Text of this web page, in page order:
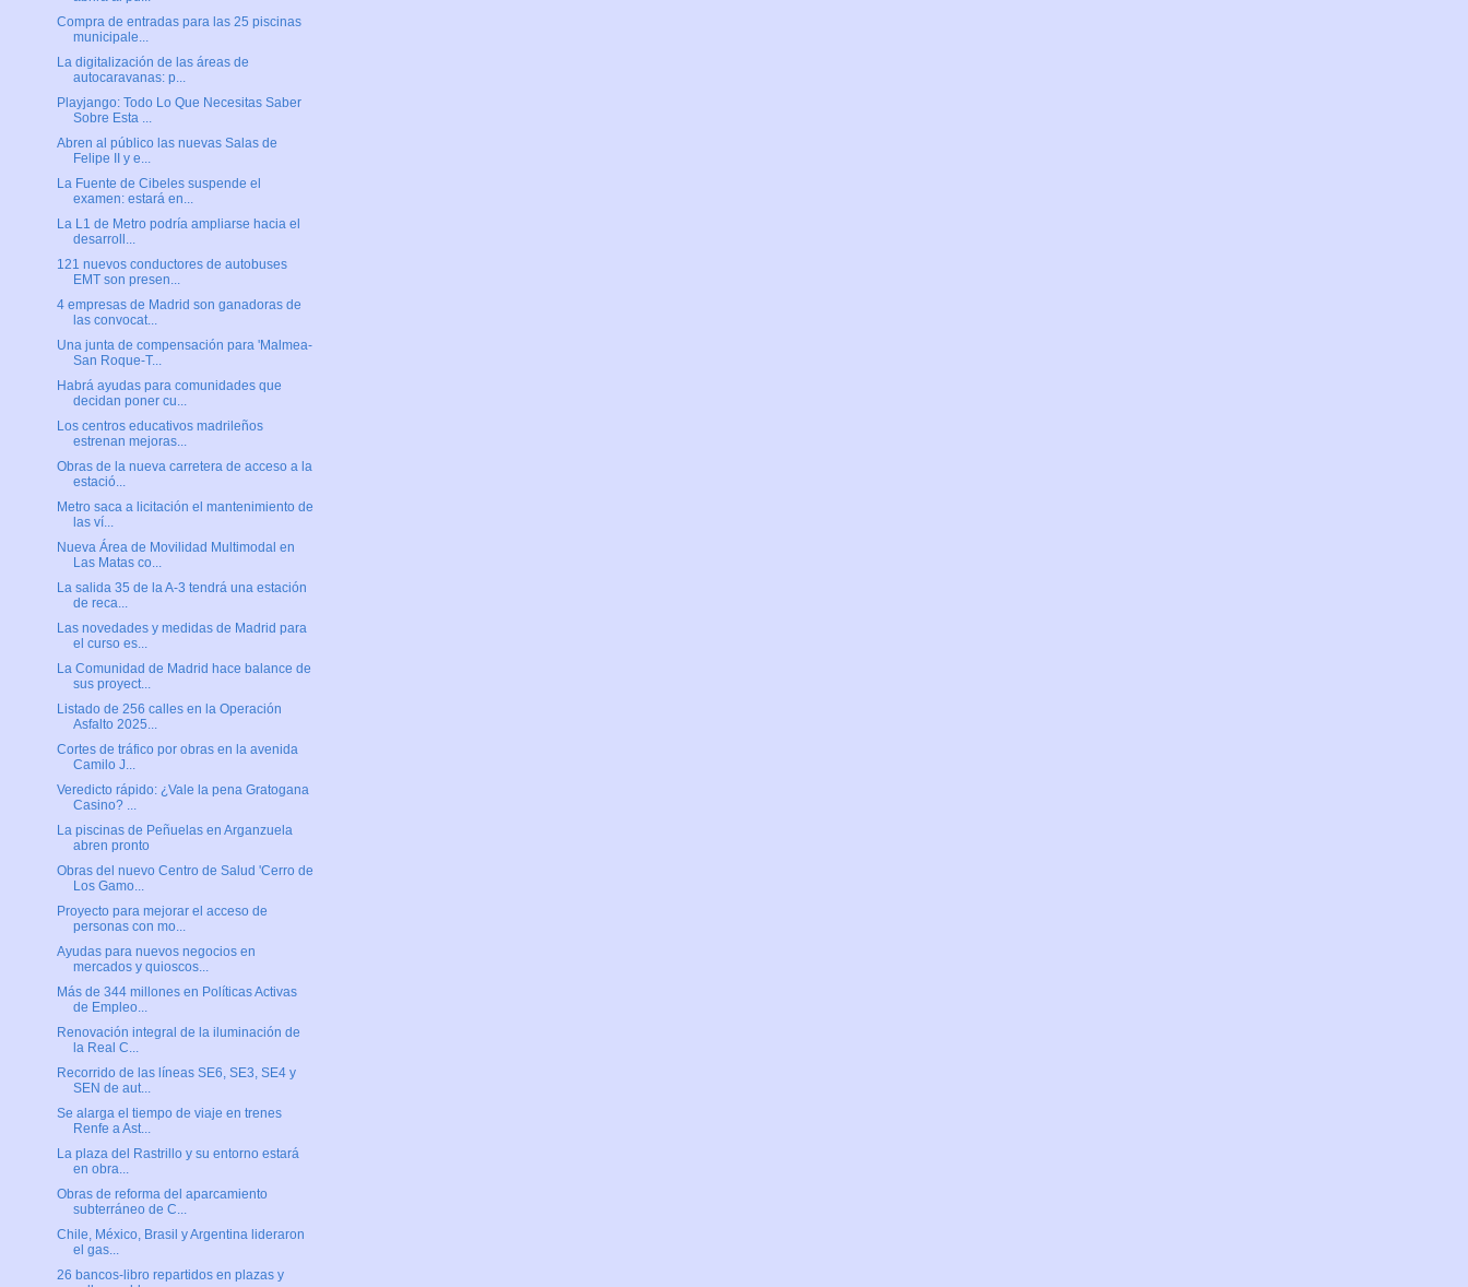
Compra de entradas para las 25 piscinas
municipale...
La digitalización de las áreas de
autocaravanas: p...
Playjango: Todo Lo Que Necesitas Saber
Sobre Esta ...
Abren al público las nuevas Salas de
Felipe II y e...
La Fuente de Cibeles suspende el
examen: estará en...
La L1 de Metro podría ampliarse hacia el
desarroll...
121 nuevos conductores de autobuses
EMT son presen...
4 empresas de Madrid son ganadoras de
las convocat...
Una junta de compensación para 'Malmea-
San Roque-T...
Habrá ayudas para comunidades que
decidan poner cu...
Los centros educativos madrileños
estrenan mejoras...
Obras de la nueva carretera de acceso a la
estació...
Metro saca a licitación el mantenimiento de
las ví...
Nueva Área de Movilidad Multimodal en
Las Matas co...
La salida 35 de la A-3 tendrá una estación
de reca...
Las novedades y medidas de Madrid para
el curso es...
La Comunidad de Madrid hace balance de
sus proyect...
Listado de 256 calles en la Operación
Asfalto 2025...
Cortes de tráfico por obras en la avenida
Camilo J...
Veredicto rápido: ¿Vale la pena Gratogana
Casino? ...
La piscinas de Peñuelas en Arganzuela
abren pronto
Obras del nuevo Centro de Salud 'Cerro de
Los Gamo...
Proyecto para mejorar el acceso de
personas con mo...
Ayudas para nuevos negocios en
mercados y quioscos...
Más de 344 millones en Políticas Activas
de Empleo...
Renovación integral de la iluminación de
la Real C...
Recorrido de las líneas SE6, SE3, SE4 y
SEN de aut...
Se alarga el tiempo de viaje en trenes
Renfe a Ast...
La plaza del Rastrillo y su entorno estará
en obra...
Obras de reforma del aparcamiento
subterráneo de C...
Chile, México, Brasil y Argentina lideraron
el gas...
26 bancos-libro repartidos en plazas y